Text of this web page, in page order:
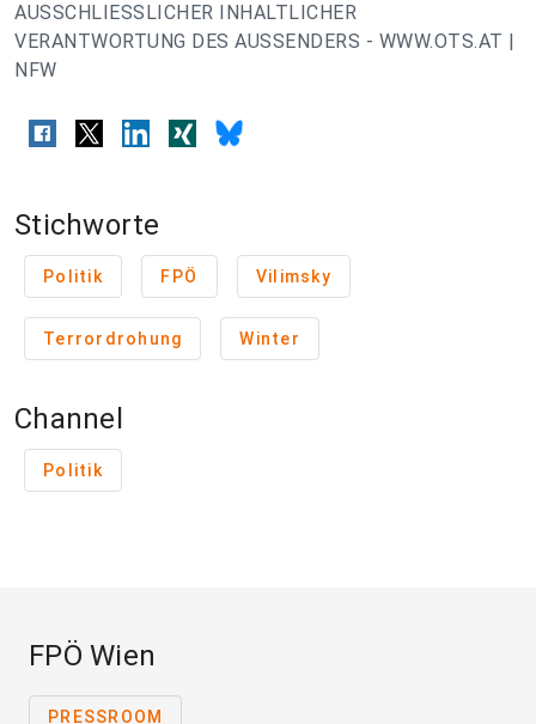
AUSSCHLIESSLICHER INHALTLICHER
VERANTWORTUNG DES AUSSENDERS - WWW.OTS.AT |
NFW
Stichworte
Politik FPÖ Vilimsky
Terrordrohung Winter
Channel
Politik
FPÖ Wien
PRESSROOM